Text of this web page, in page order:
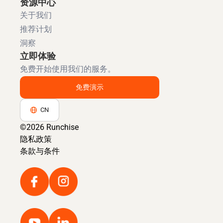
资源中心
关于我们
推荐计划
洞察
立即体验
免费开始使用我们的服务。
免费演示
CN
©2026 Runchise
隐私政策
条款与条件